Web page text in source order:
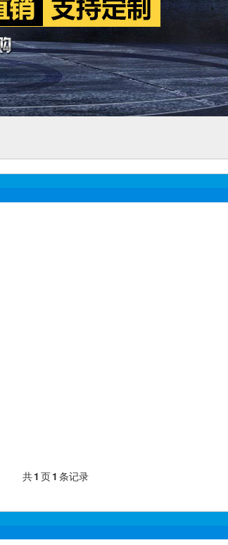
共1 页1 条记录